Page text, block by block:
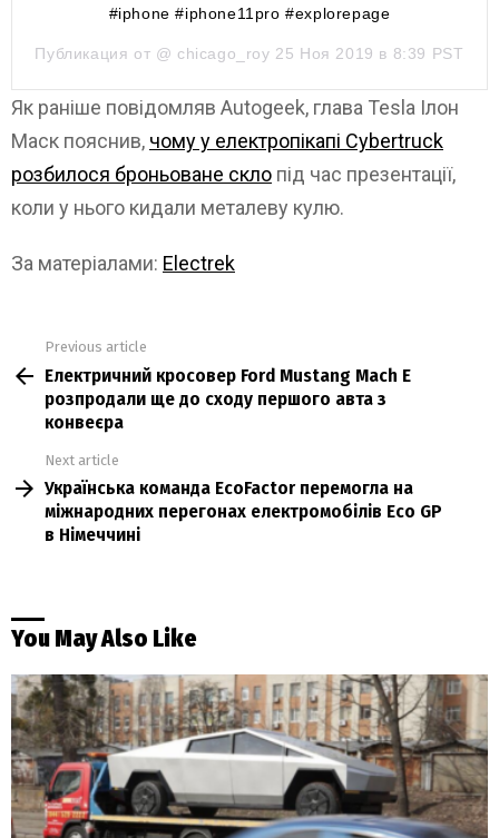
#iphone #iphone11pro #explorepage
Публикация от @ chicago_roy 25 Ноя 2019 в 8:39 PST
Як раніше повідомляв Autogeek, глава Tesla Ілон
Маск пояснив, чому у електропікапі Cybertruck
розбилося броньоване скло під час презентації,
коли у нього кидали металеву кулю.
За матеріалами: Electrek
more
Previous article
Електричний кросовер Ford Mustang Mach E
розпродали ще до сходу першого авта з
конвеєра
Next article
Українська команда EcoFactor перемогла на
міжнародних перегонах електромобілів Eco GP
в Німеччині
You May Also Like